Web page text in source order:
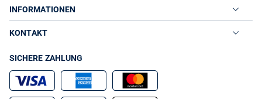
INFORMATIONEN
KONTAKT
SICHERE ZAHLUNG